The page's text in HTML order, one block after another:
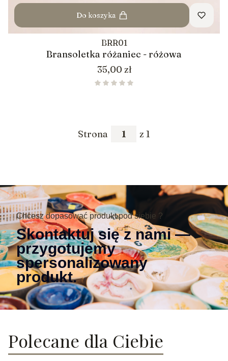
Do koszyka
BRR01
Bransoletka różaniec - różowa
Cena
35,00 zł
Strona z 1
Chcesz dopasować produkt pod siebie ?
Skontaktuj się z nami —
przygotujemy
spersonalizowany
produkt.
Polecane dla Ciebie